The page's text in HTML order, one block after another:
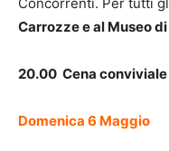
Carrozze e al Museo
20.00 Cena
Domenica 6 Maggio